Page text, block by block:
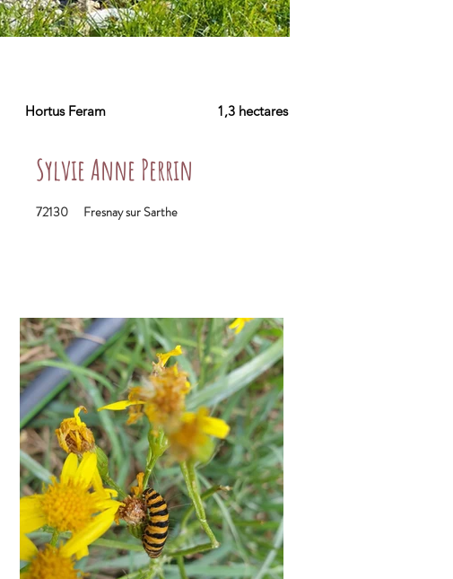
Hortus Feram 1,3 hectares
Sylvie Anne Perrin
72130 Fresnay sur Sarthe